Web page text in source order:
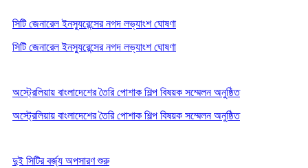
সিটি জেনারেল ইনস্যুরেন্সের নগদ লভ্যাংশ ঘোষণা
সিটি জেনারেল ইনস্যুরেন্সের নগদ লভ্যাংশ ঘোষণা
অস্ট্রেলিয়ায় বাংলাদেশের তৈরি পোশাক শিল্প বিষয়ক সম্মেলন অনুষ্ঠিত
অস্ট্রেলিয়ায় বাংলাদেশের তৈরি পোশাক শিল্প বিষয়ক সম্মেলন অনুষ্ঠিত
দুই সিটির বর্জ্য অপসারণ শুরু